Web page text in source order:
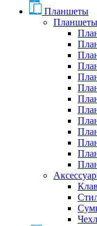
Планшеты
Планшеты